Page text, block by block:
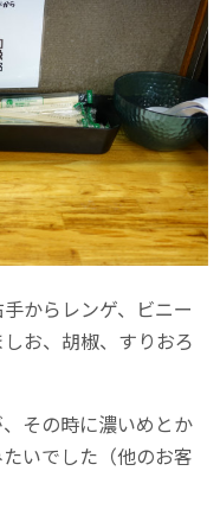
からレンゲ、ビニー
お、胡椒、すりおろ
その時に濃いめとか
いでした（他のお客